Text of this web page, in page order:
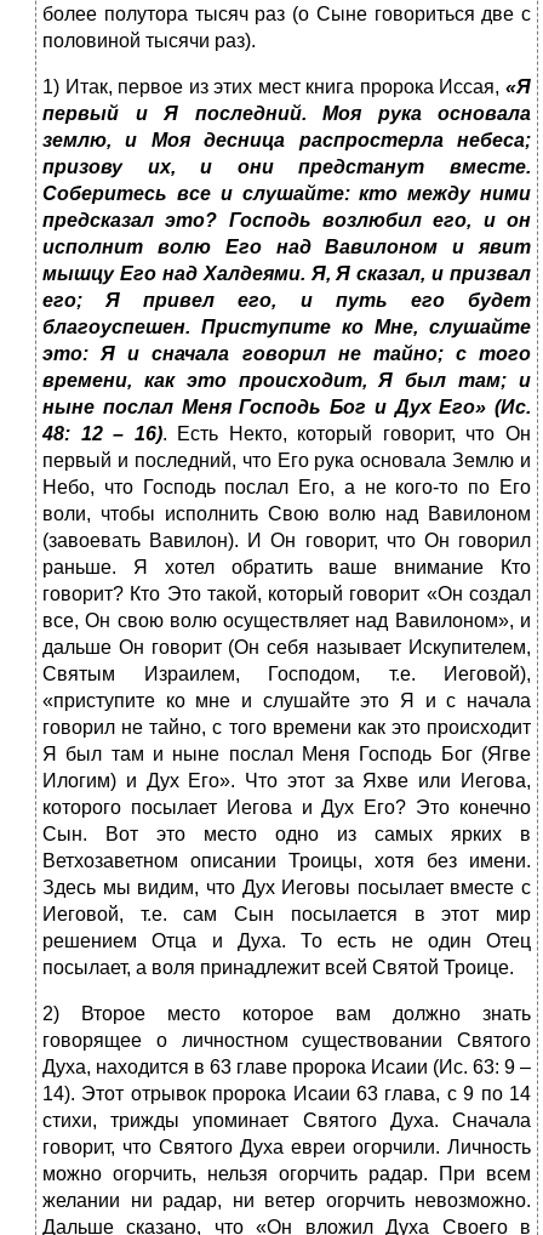
более полутора тысяч раз (о Сыне говориться две с
половиной тысячи раз).
1) Итак, первое из этих мест книга пророка Иссая, «Я
первый и Я последний. Моя рука основала
землю, и Моя десница распростерла небеса;
призову их, и они предстанут вместе.
Соберитесь все и слушайте: кто между ними
предсказал это? Господь возлюбил его, и он
исполнит волю Его над Вавилоном и явит
мышцу Его над Халдеями. Я, Я сказал, и призвал
его; Я привел его, и путь его будет
благоуспешен. Приступите ко Мне, слушайте
это: Я и сначала говорил не тайно; с того
времени, как это происходит, Я был там; и
ныне послал Меня Господь Бог и Дух Его» (Ис.
48: 12 – 16). Есть Некто, который говорит, что Он
первый и последний, что Его рука основала Землю и
Небо, что Господь послал Его, а не кого-то по Его
воли, чтобы исполнить Свою волю над Вавилоном
(завоевать Вавилон). И Он говорит, что Он говорил
раньше. Я хотел обратить ваше внимание Кто
говорит? Кто Это такой, который говорит «Он создал
все, Он свою волю осуществляет над Вавилоном», и
дальше Он говорит (Он себя называет Искупителем,
Святым Израилем, Господом, т.е. Иеговой),
«приступите ко мне и слушайте это Я и с начала
говорил не тайно, с того времени как это происходит
Я был там и ныне послал Меня Господь Бог (Ягве
Илогим) и Дух Его». Что этот за Яхве или Иегова,
которого посылает Иегова и Дух Его? Это конечно
Сын. Вот это место одно из самых ярких в
Ветхозаветном описании Троицы, хотя без имени.
Здесь мы видим, что Дух Иеговы посылает вместе с
Иеговой, т.е. сам Сын посылается в этот мир
решением Отца и Духа. То есть не один Отец
посылает, а воля принадлежит всей Святой Троице.
2) Второе место которое вам должно знать
говорящее о личностном существовании Святого
Духа, находится в 63 главе пророка Исаии (Ис. 63: 9 –
14). Этот отрывок пророка Исаии 63 глава, с 9 по 14
стихи, трижды упоминает Святого Духа. Сначала
говорит, что Святого Духа евреи огорчили. Личность
можно огорчить, нельзя огорчить радар. При всем
желании ни радар, ни ветер огорчить невозможно.
Дальше сказано, что «Он вложил Духа Своего в